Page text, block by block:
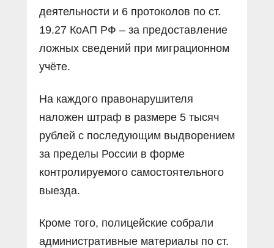
деятельности и 6 протоколов по ст.
19.27 КоАП РФ – за предоставление
ложных сведений при миграционном
учёте.
На каждого правонарушителя
наложен штраф в размере 5 тысяч
рублей с последующим выдворением
за пределы России в форме
контролируемого самостоятельного
выезда.
Кроме того, полицейские собрали
административные материалы по ст.